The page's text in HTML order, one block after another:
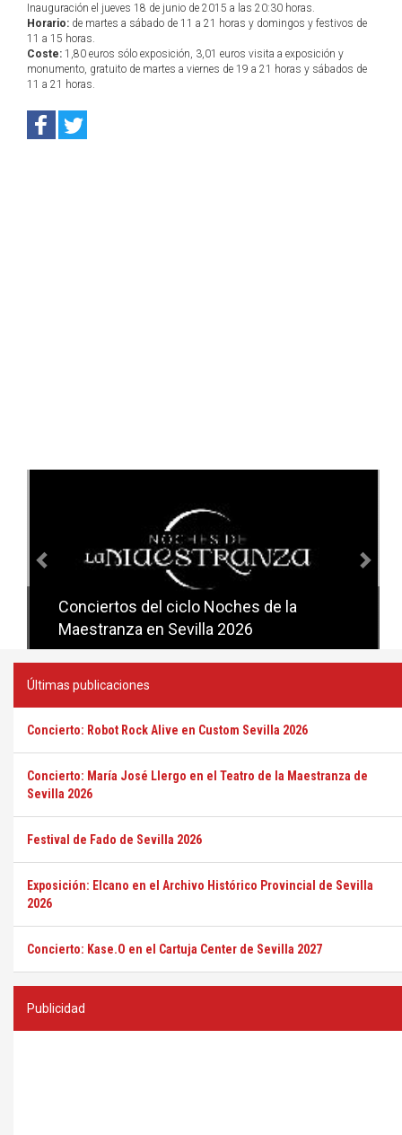
Inauguración el jueves 18 de junio de 2015 a las 20:30 horas.
Horario: de martes a sábado de 11 a 21 horas y domingos y festivos de
11 a 15 horas.
Coste: 1,80 euros sólo exposición, 3,01 euros visita a exposición y
monumento, gratuito de martes a viernes de 19 a 21 horas y sábados de
11 a 21 horas.
Conciertos del ciclo Noches de la
Maestranza en Sevilla 2026
Conciertos del ciclo Candlelight en
Sevilla
Últimas publicaciones
Concierto: Robot Rock Alive en Custom Sevilla 2026
Concierto: María José Llergo en el Teatro de la Maestranza de
Sevilla 2026
Festival de Fado de Sevilla 2026
Exposición: Elcano en el Archivo Histórico Provincial de Sevilla
2026
Concierto: Kase.O en el Cartuja Center de Sevilla 2027
Publicidad